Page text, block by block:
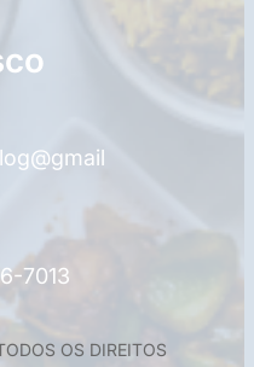
7013
OS DIREITOS